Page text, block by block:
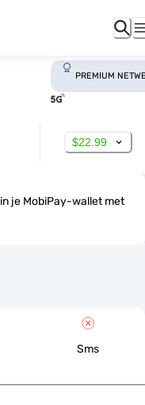
PREMIUM
$22.99
in je MobiPay-wallet met
Sms